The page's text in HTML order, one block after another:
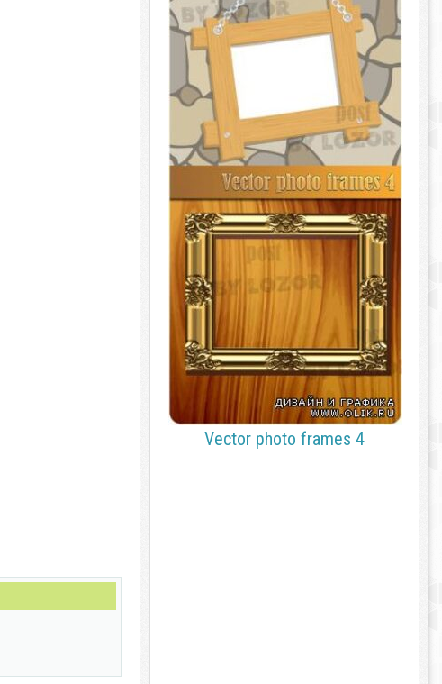
Vector photo frames 4